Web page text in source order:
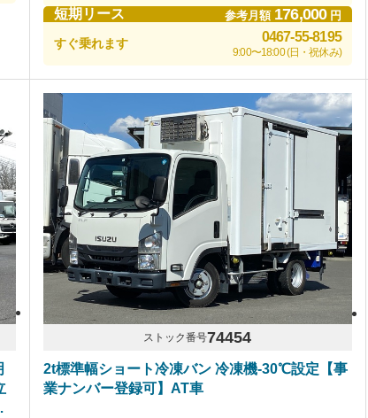
短期リース 参考月額 176,000円
すぐ乗れます 0467-55-8195
9:00〜18:00 (日・祝休み)
ストック番号74454
2t標準幅ショート冷凍バン 冷凍機-30℃設定【事
業ナンバー登録可】AT車